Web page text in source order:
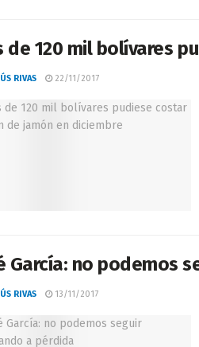
de 120 mil bolívares
RIVAS 22/11/2017
García: no podemos
RIVAS 13/11/2017